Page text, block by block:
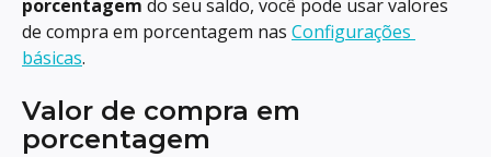
porcentagem do seu saldo, você pode usar valores
de compra em porcentagem nas Configurações
básicas.
Valor de compra em
porcentagem